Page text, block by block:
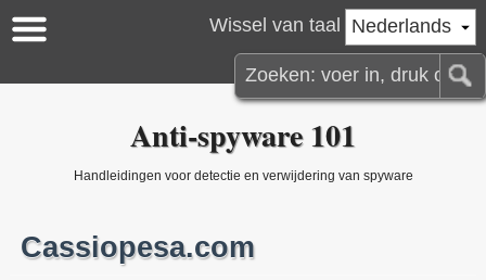
Nederlands
Wissel van taal
Anti-spyware 101
Handleidingen voor detectie en verwijdering van spyware
Cassiopesa.com